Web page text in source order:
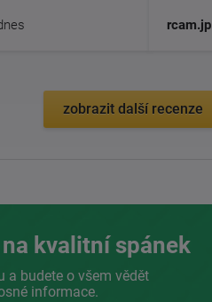
rcam.jp
zobrazit další recenze
kvalitní spánek
a budete o všem vědět
informace.